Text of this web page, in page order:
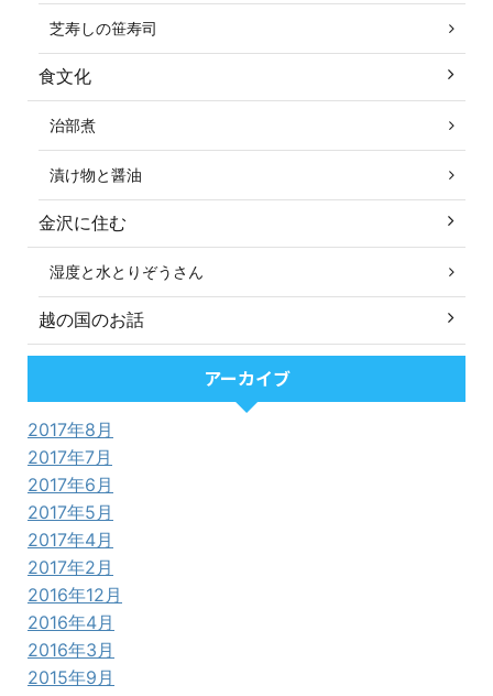
芝寿しの笹寿司
食文化
治部煮
漬け物と醤油
金沢に住む
湿度と水とりぞうさん
越の国のお話
アーカイブ
2017年8月
2017年7月
2017年6月
2017年5月
2017年4月
2017年2月
2016年12月
2016年4月
2016年3月
2015年9月